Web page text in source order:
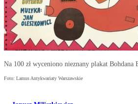
Na 100 zł wyceniono nieznany plakat Bohdana
Foto: Lamus Antykwariaty Warszawskie